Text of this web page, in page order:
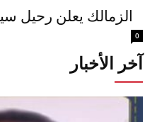
الزمالك يعلن رحيل
0
آخر الأخبار